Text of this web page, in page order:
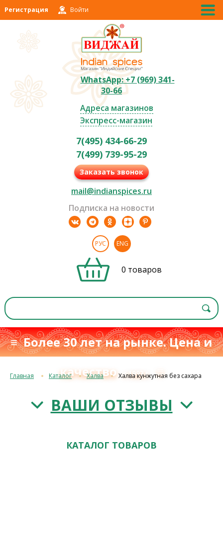
Регистрация Войти
WhatsApp: +7 (969) 341-
30-66
Адреса магазинов
Экспресс-магазин
7(495) 434-66-29
7(499) 739-95-29
Заказать звонок
mail@indianspices.ru
Подписка на новости
РУС ENG
0 товаров
≡ Более 30 лет на рынке. Цена и
качествос 1993 г.≡
Главная Каталог Халва Халва кунжутная без сахара
ВАШИ ОТЗЫВЫ
КАТАЛОГ ТОВАРОВ